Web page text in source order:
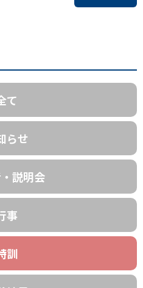
て
らせ
説明会
事
訓